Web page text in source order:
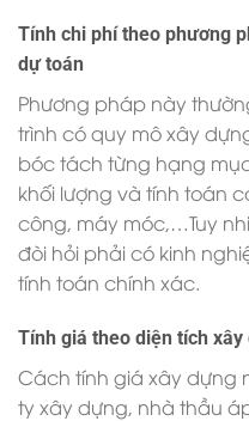
Tính chi phí theo phương
dự toán
Phương pháp này
trình có quy mô xây
bóc tách từng hạng
khối lượng và tính toán
công, máy móc,…Tuy
đòi hỏi phải có kinh
tính toán chính xác.
Tính giá theo diện tích xây
Cách tính giá xây dựng
ty xây dựng, nhà thầu